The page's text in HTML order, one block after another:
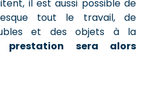
il est aussi possible de
tout le travail, de
et des objets à la
prestation sera alors